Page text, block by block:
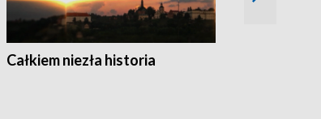
Całkiem niezła historia